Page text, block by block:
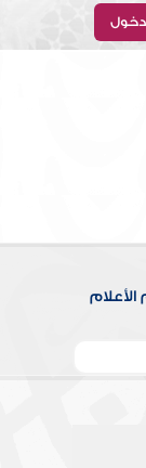
دخول
الأعلام